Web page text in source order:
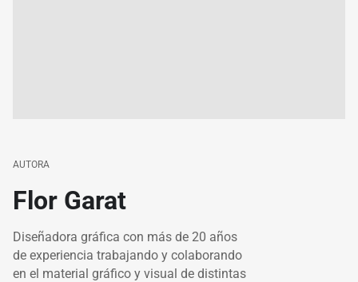
AUTORA
Flor Garat
Diseñadora gráfica con más de 20 años
de experiencia trabajando y colaborando
en el material gráfico y visual de distintas